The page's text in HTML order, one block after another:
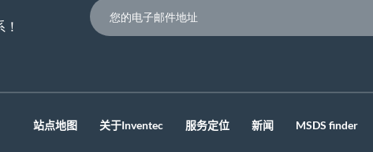
站点地图 关于Inventec 服务定位 新闻 MSDS finder